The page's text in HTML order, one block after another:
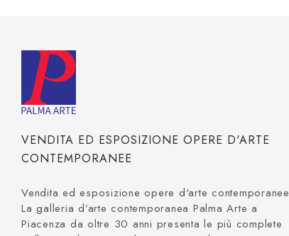
VENDITA ED ESPOSIZIONE OPERE D'ARTE
CONTEMPORANEE
Vendita ed esposizione opere d'arte contemporanee
La galleria d’arte contemporanea Palma Arte a
Piacenza da oltre 30 anni presenta le più complete